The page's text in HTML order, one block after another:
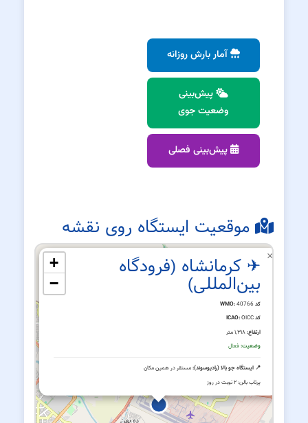
آمار بارش روزانه
پیش‌بینی
وضعیت جوی
پیش‌بینی فصلی
موقعیت ایستگاه روی نقشه
✈ کرمانشاه (فرودگاه
بین‌المللی)
کد WMO: 40766
کد ICAO:OICC
ارتفاع:
وضعیت:فعال
📍 ایستگاه جو بالا (رادیوسوند):مستقر در همین مکان
پرتاب بالن: ۲ نوبت در روز
×
+
−